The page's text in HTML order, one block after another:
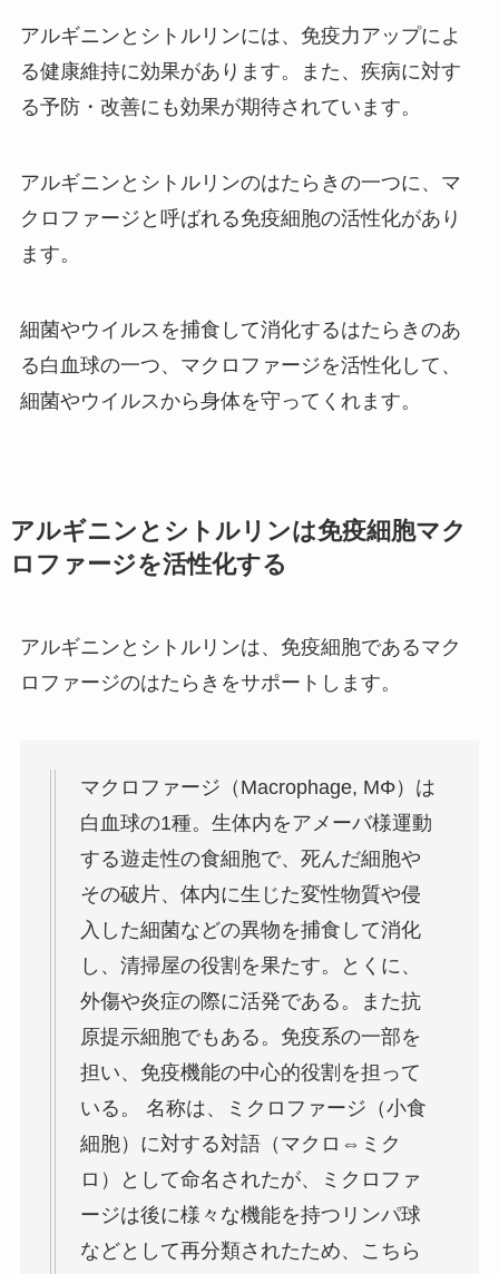
アルギニンとシトルリンには、免疫力アップによ
る健康維持に効果があります。また、疾病に対す
る予防・改善にも効果が期待されています。
アルギニンとシトルリンのはたらきの一つに、マ
クロファージと呼ばれる免疫細胞の活性化があり
ます。
細菌やウイルスを捕食して消化するはたらきのあ
る白血球の一つ、マクロファージを活性化して、
細菌やウイルスから身体を守ってくれます。
アルギニンとシトルリンは免疫細胞マク
ロファージを活性化する
アルギニンとシトルリンは、免疫細胞であるマク
ロファージのはたらきをサポートします。
マクロファージ（Macrophage, MΦ）は
白血球の1種。生体内をアメーバ様運動
する遊走性の食細胞で、死んだ細胞や
その破片、体内に生じた変性物質や侵
入した細菌などの異物を捕食して消化
し、清掃屋の役割を果たす。とくに、
外傷や炎症の際に活発である。また抗
原提示細胞でもある。免疫系の一部を
担い、免疫機能の中心的役割を担って
いる。 名称は、ミクロファージ（小食
細胞）に対する対語（マクロ⇔ミク
ロ）として命名されたが、ミクロファ
ージは後に様々な機能を持つリンパ球
などとして再分類されたため、こちら